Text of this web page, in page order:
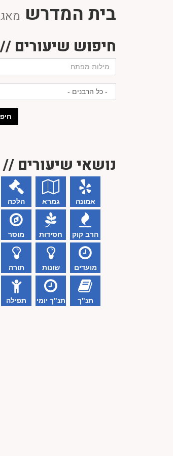
בית המדרש
חיפוש שיעורים //
נושאי שיעורים //
אמונה גמרא הלכה
הרב קוק חסידות מוסר
מועדים שונות תורה
תנ"ך תנ"ך יומי תפילה